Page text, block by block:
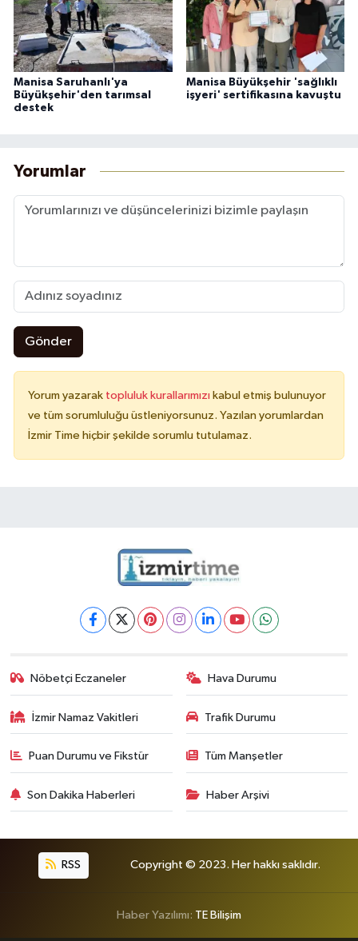
Manisa Saruhanlı'ya
Büyükşehir'den tarımsal
destek
Manisa Büyükşehir 'sağlıklı
işyeri' sertifikasına kavuştu
Yorumlar
Gönder
Yorum yazarak topluluk kurallarımızı kabul etmiş bulunuyor
ve tüm sorumluluğu üstleniyorsunuz. Yazılan yorumlardan
İzmir Time hiçbir şekilde sorumlu tutulamaz.
Nöbetçi Eczaneler Hava Durumu
İzmir Namaz Vakitleri Trafik Durumu
Puan Durumu ve Fikstür Tüm Manşetler
Son Dakika Haberleri Haber Arşivi
RSS Copyright © 2023. Her hakkı saklıdır.
Haber Yazılımı: TE Bilişim